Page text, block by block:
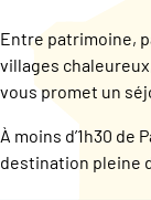
Entre patrimoine,
villages
vous promet un
À moins d’1h30
destination pleine